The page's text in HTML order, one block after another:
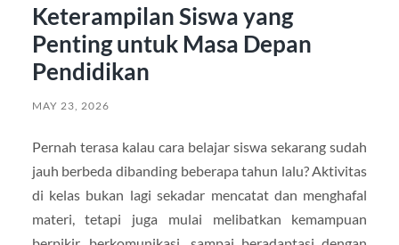
Keterampilan Siswa yang
Penting untuk Masa Depan
Pendidikan
MAY 23, 2026
Pernah terasa kalau cara belajar siswa sekarang sudah
jauh berbeda dibanding beberapa tahun lalu? Aktivitas
di kelas bukan lagi sekadar mencatat dan menghafal
materi, tetapi juga mulai melibatkan kemampuan